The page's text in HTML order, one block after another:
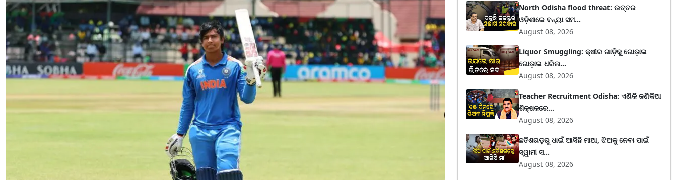
North Odisha flood threat: ଉତ୍ତର
ଓଡ଼ିଶାରେ ବନ୍ୟା ସମ...
August 08, 2026
Liquor Smuggling: କ୍ଷୀର ଗାଡ଼ିକୁ ଗୋଡ଼ାଇ
ଗୋଡ଼ାଇ ଧରିଲ...
August 08, 2026
Teacher Recruitment Odisha: ଏଣିକି ଜଣିକିଆ
ଶିକ୍ଷକରେ...
August 08, 2026
ଛତିଶଗଡ଼ରୁ ଧାଇଁ ଆସିଛି ମାଆ, ଝିଅକୁ ନେବା ପାଇଁ
ସ୍ୱାମୀ ସ...
August 08, 2026